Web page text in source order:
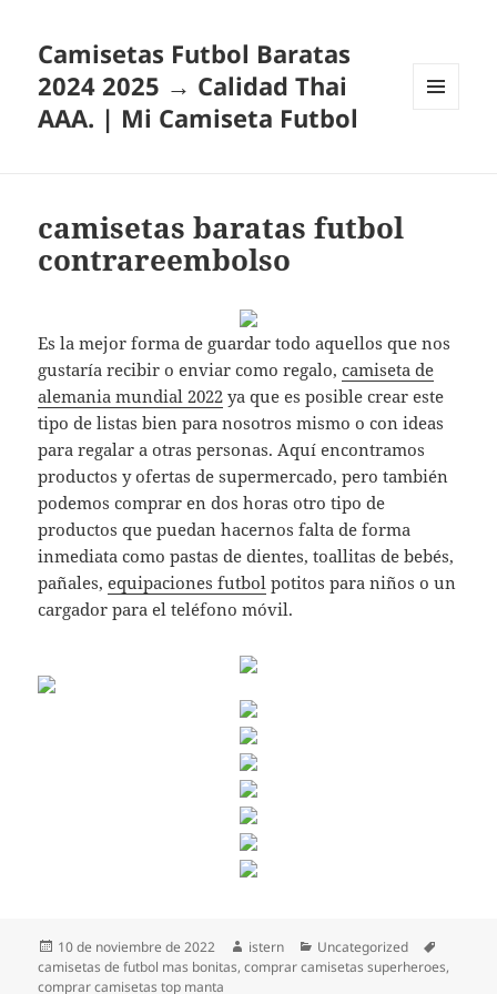
Camisetas Futbol Baratas
2024 2025 → Calidad Thai
AAA. | Mi Camiseta Futbol
camisetas baratas futbol
contrareembolso
Es la mejor forma de guardar todo aquellos que nos
gustaría recibir o enviar como regalo,camiseta de
alemania mundial 2022 ya que es posible crear este
tipo de listas bien para nosotros mismo o con ideas
para regalar a otras personas. Aquí encontramos
productos y ofertas de supermercado, pero también
podemos comprar en dos horas otro tipo de
productos que puedan hacernos falta de forma
inmediata como pastas de dientes, toallitas de bebés,
pañales,equipaciones futbol potitos para niños o un
cargador para el teléfono móvil.
Publicado
el
10 de noviembre de 2022 Autor
istern Categorías
Uncategorized
camisetas de futbol mas bonitas,comprar camisetas superheroes,
comprar camisetas top manta